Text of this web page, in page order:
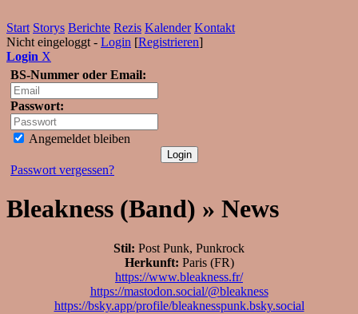
Start Storys Berichte Rezis Kalender Kontakt
Nicht eingeloggt - Login [Registrieren]
Login X
BS-Nummer oder Email:
Passwort:
Angemeldet bleiben
Passwort vergessen?
Bleakness (Band) » News
Stil: Post Punk, Punkrock
Herkunft: Paris (FR)
https://www.bleakness.fr/
https://mastodon.social/@bleakness
https://bsky.app/profile/bleaknesspunk.bsky.social